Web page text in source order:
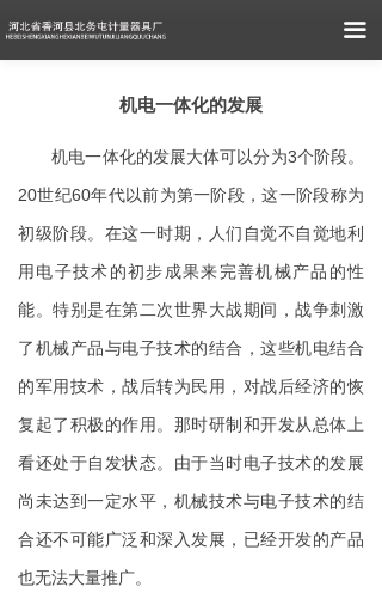
끀
机电一体化的发展
机电一体化的发展大体可以分为3个阶段。
20世纪60年代以前为第一阶段，这一阶段称为
初级阶段。在这一时期，人们自觉不自觉地利
用电子技术的初步成果来完善机械产品的性
能。特别是在第二次世界大战期间，战争刺激
了机械产品与电子技术的结合，这些机电结合
的军用技术，战后转为民用，对战后经济的恢
复起了积极的作用。那时研制和开发从总体上
看还处于自发状态。由于当时电子技术的发展
尚未达到一定水平，机械技术与电子技术的结
合还不可能广泛和深入发展，已经开发的产品
也无法大量推广。